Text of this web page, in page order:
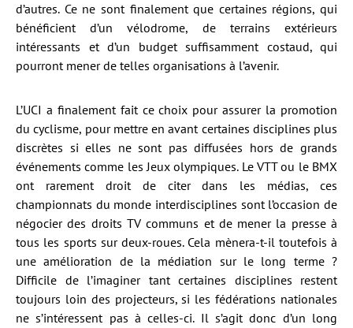
d’autres. Ce ne sont finalement que certaines régions, qui
bénéficient d’un vélodrome, de terrains extérieurs
intéressants et d’un budget suffisamment costaud, qui
pourront mener de telles organisations à l’avenir.
L’UCI a finalement fait ce choix pour assurer la promotion
du cyclisme, pour mettre en avant certaines disciplines plus
discrètes si elles ne sont pas diffusées hors de grands
événements comme les Jeux olympiques. Le VTT ou le BMX
ont rarement droit de citer dans les médias, ces
championnats du monde interdisciplines sont l’occasion de
négocier des droits TV communs et de mener la presse à
tous les sports sur deux-roues. Cela mènera-t-il toutefois à
une amélioration de la médiation sur le long terme ?
Difficile de l’imaginer tant certaines disciplines restent
toujours loin des projecteurs, si les fédérations nationales
ne s’intéressent pas à celles-ci. Il s’agit donc d’un long